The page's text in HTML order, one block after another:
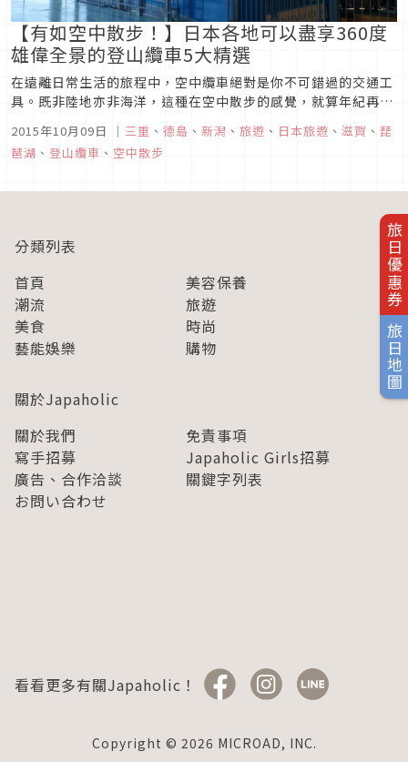
旅日優惠券
旅日地圖
【有如空中散步！】日本各地可以盡享360度
雄偉全景的登山纜車5大精選
在遠離日常生活的旅程中，空中纜車絕對是你不可錯過的交通工
具。既非陸地亦非海洋，這種在空中散步的感覺，就算年紀再大
賞日本四季絕佳美景的新選擇！御在所空中纜車（三重）來源：
Kazu2011御在所岳位於三重縣的鈴鹿國定公園內，海拔1,212
2015年10月09日 ｜ 三重 、 德島 、 新潟 、 旅遊 、 日本旅遊 、 滋賀 、 琵
琶湖 、 登山纜車 、 空中散步
分類列表
首頁
美容保養
潮流
旅遊
美食
時尚
藝能娛樂
購物
關於Japaholic
關於我們
免責事項
寫手招募
Japaholic Girls招募
廣告、合作洽談
關鍵字列表
お問い合わせ
看看更多有關Japaholic！
Copyright © 2026 MICROAD, INC.